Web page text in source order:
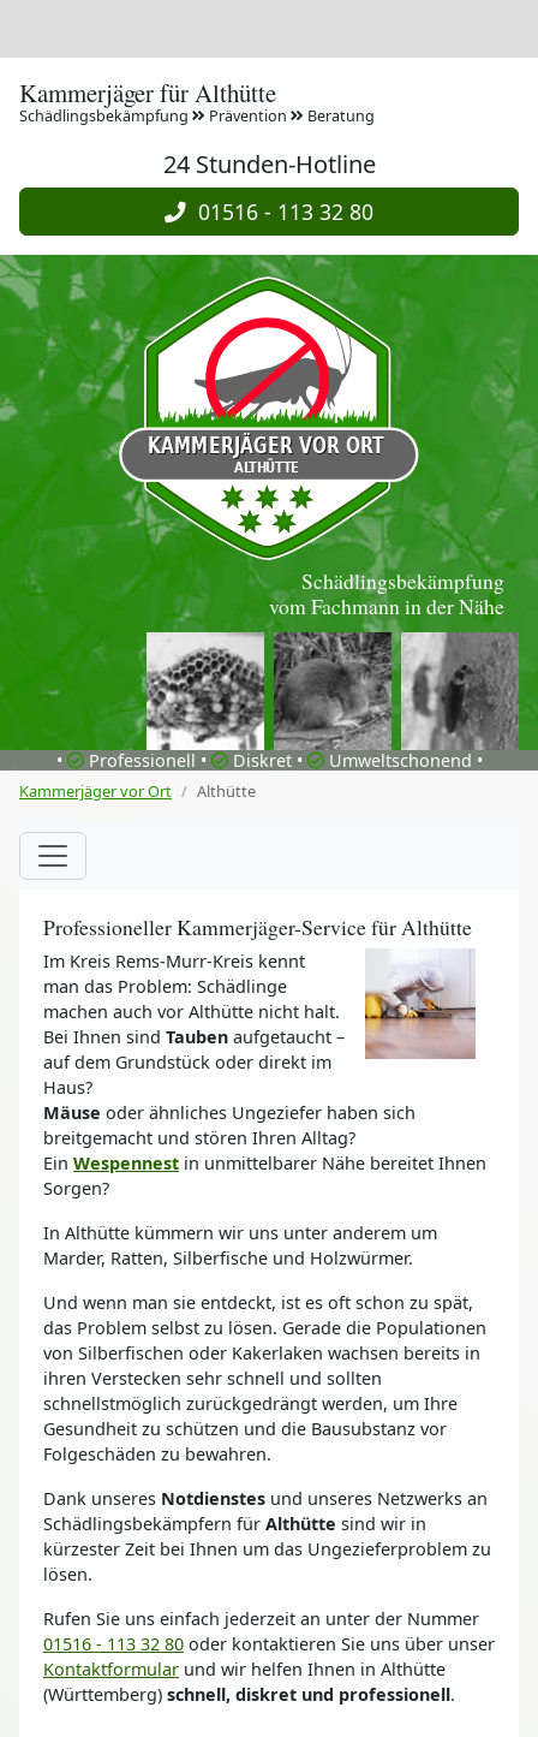
Kammerjäger für Althütte
Schädlingsbekämpfung Prävention Beratung
24 Stunden-Hotline
01516 - 113 32 80
Schädlingsbekämpfung
vom Fachmann in der Nähe
• Professionell • Diskret • Umweltschonend •
Kammerjäger vor Ort Althütte
Professioneller Kammerjäger-Service für Althütte
Im Kreis Rems-Murr-Kreis kennt
man das Problem: Schädlinge
machen auch vor Althütte nicht halt.
Bei Ihnen sind Tauben aufgetaucht –
auf dem Grundstück oder direkt im
Haus?
Mäuse oder ähnliches Ungeziefer haben sich
breitgemacht und stören Ihren Alltag?
Ein Wespennest in unmittelbarer Nähe bereitet Ihnen
Sorgen?
In Althütte kümmern wir uns unter anderem um
Marder, Ratten, Silberfische und Holzwürmer.
Und wenn man sie entdeckt, ist es oft schon zu spät,
das Problem selbst zu lösen. Gerade die Populationen
von Silberfischen oder Kakerlaken wachsen bereits in
ihren Verstecken sehr schnell und sollten
schnellstmöglich zurückgedrängt werden, um Ihre
Gesundheit zu schützen und die Bausubstanz vor
Folgeschäden zu bewahren.
Dank unseres Notdienstes und unseres Netzwerks an
Schädlingsbekämpfern für Althütte sind wir in
kürzester Zeit bei Ihnen um das Ungezieferproblem zu
lösen.
Rufen Sie uns einfach jederzeit an unter der Nummer
01516 - 113 32 80 oder kontaktieren Sie uns über unser
Kontaktformular und wir helfen Ihnen in Althütte
(Württemberg) schnell, diskret und professionell.